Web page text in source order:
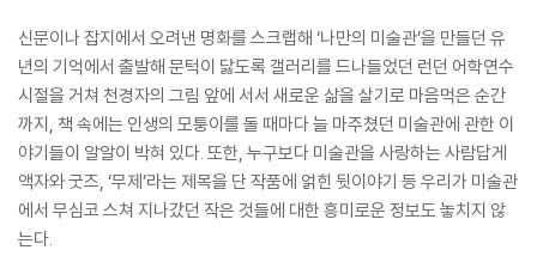
신문이나 잡지에서 오려낸 명화를 스크랩해 ‘나만의 미술관’을 만들던 유
년의 기억에서 출발해 문턱이 닳도록 갤러리를 드나들었던 런던 어학연수
시절을 거쳐 천경자의 그림 앞에 서서 새로운 삶을 살기로 마음먹은 순간
까지, 책 속에는 인생의 모퉁이를 돌 때마다 늘 마주쳤던 미술관에 관한 이
야기들이 알알이 박혀 있다. 또한, 누구보다 미술관을 사랑하는 사람답게
액자와 굿즈, ‘무제’라는 제목을 단 작품에 얽힌 뒷이야기 등 우리가 미술관
에서 무심코 스쳐 지나갔던 작은 것들에 대한 흥미로운 정보도 놓치지 않
는다.